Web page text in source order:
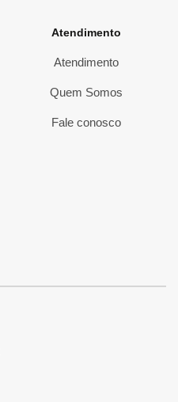
Atendimento
Atendimento
Quem Somos
Fale conosco